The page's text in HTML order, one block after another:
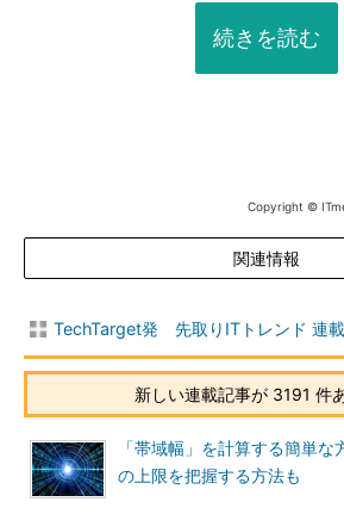
続きを読む
Copyright ©
関連情報
TechTarget発 先取りITトレンド 連
新しい連載記事が 3191 件
「帯域幅」を計算する簡単
の上限を把握する方法も